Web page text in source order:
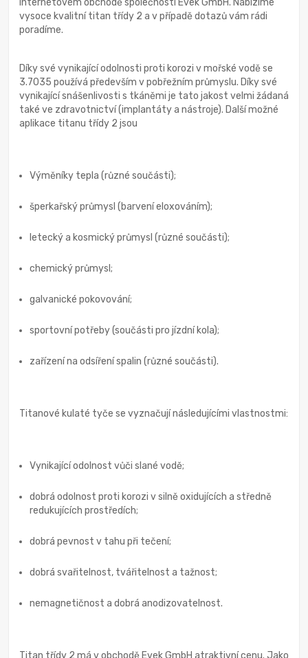
internetovém obchodě společnosti Evek GmbH. Nabízíme
vysoce kvalitní titan třídy 2 a v případě dotazů vám rádi
poradíme.
Díky své vynikající odolnosti proti korozi v mořské vodě se
3.7035 používá především v pobřežním průmyslu. Díky své
vynikající snášenlivosti s tkáněmi je tato jakost velmi žádaná
také ve zdravotnictví (implantáty a nástroje). Další možné
aplikace titanu třídy 2 jsou
Výměníky tepla (různé součásti);
šperkařský průmysl (barvení eloxováním);
letecký a kosmický průmysl (různé součásti);
chemický průmysl;
galvanické pokovování;
sportovní potřeby (součásti pro jízdní kola);
zařízení na odsíření spalin (různé součásti).
Titanové kulaté tyče se vyznačují následujícími vlastnostmi:
Vynikající odolnost vůči slané vodě;
dobrá odolnost proti korozi v silně oxidujících a středně
redukujících prostředích;
dobrá pevnost v tahu při tečení;
dobrá svařitelnost, tvářitelnost a tažnost;
nemagnetičnost a dobrá anodizovatelnost.